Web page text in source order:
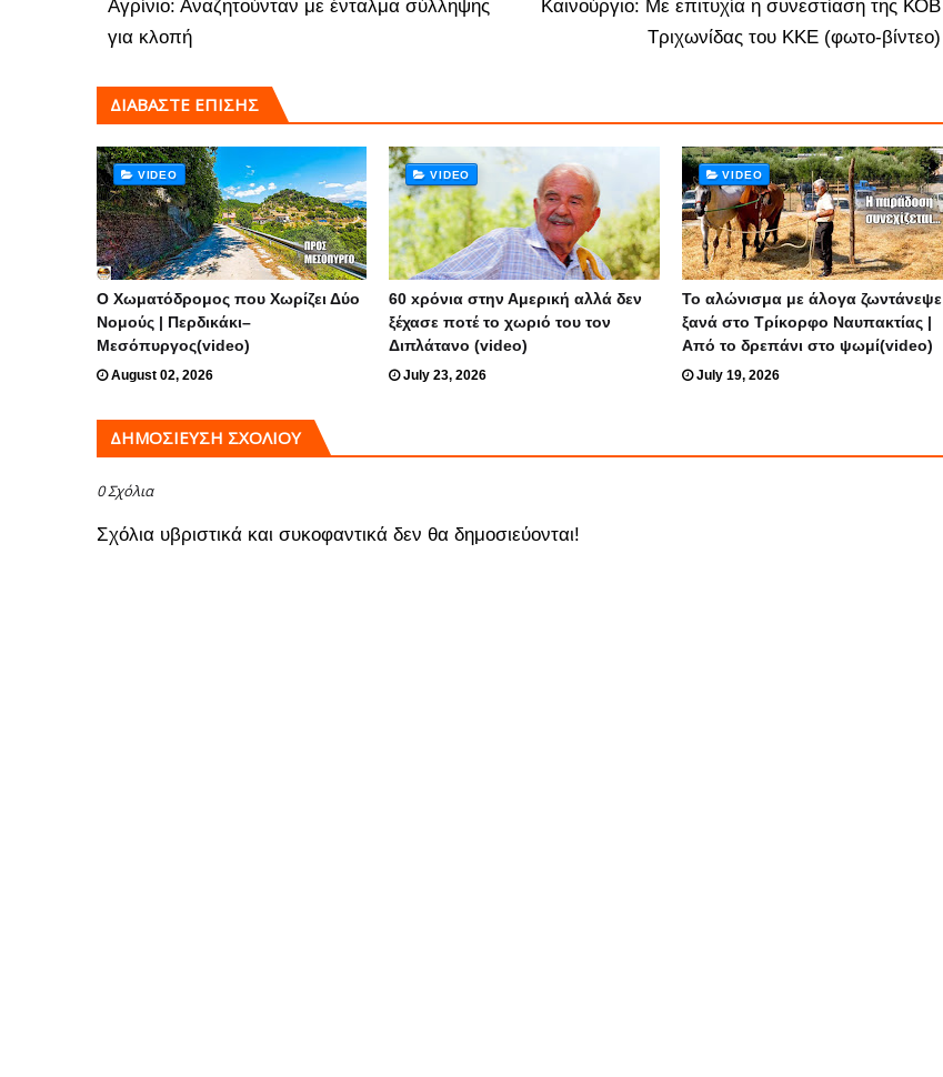
Καινούργιο: Με επιτυχία η συνεστίαση της ΚΟΒ
Τριχωνίδας του ΚΚΕ (φωτο-βίντεο)
Αγρίνιο: Αναζητούνταν με ένταλμα σύλληψης
για κλοπή
ΔΙΑΒΑΣΤΕ ΕΠΙΣΗΣ
VIDEO
Ο Χωματόδρομος που Χωρίζει Δύο
Νομούς | Περδικάκι–
Μεσόπυργος(video)
August 02, 2026
VIDEO
60 xρόνια στην Αμερική αλλά δεν
ξέχασε ποτέ το χωριό του τον
Διπλάτανο (video)
July 23, 2026
VIDEO
Το αλώνισμα με άλογα ζωντάνεψε
ξανά στο Τρίκορφο Ναυπακτίας |
Από το δρεπάνι στο ψωμί(video)
July 19, 2026
ΔΗΜΟΣΊΕΥΣΗ ΣΧΟΛΊΟΥ
0 Σχόλια
Σχόλια υβριστικά και συκοφαντικά δεν θα δημοσιεύονται!